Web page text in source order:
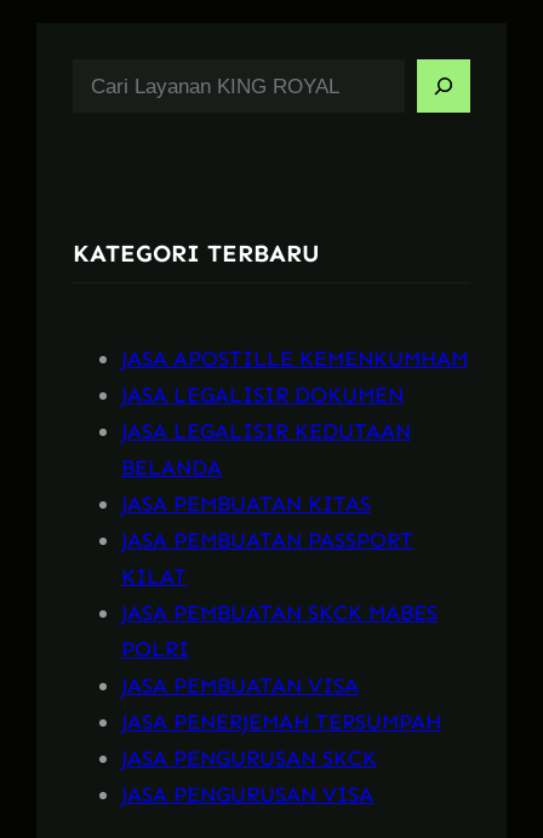
h
KATEGORI TERBARU
JASA APOSTILLE KEMENKUMHAM
JASA LEGALISIR DOKUMEN
JASA LEGALISIR KEDUTAAN
BELANDA
JASA PEMBUATAN KITAS
JASA PEMBUATAN PASSPORT
KILAT
JASA PEMBUATAN SKCK MABES
POLRI
JASA PEMBUATAN VISA
JASA PENERJEMAH TERSUMPAH
JASA PENGURUSAN SKCK
JASA PENGURUSAN VISA